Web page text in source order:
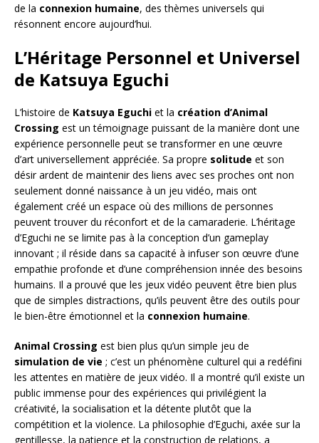
de la connexion humaine, des thèmes universels qui
résonnent encore aujourd’hui.
L’Héritage Personnel et Universel
de Katsuya Eguchi
L’histoire de Katsuya Eguchi et la création d’Animal
Crossing est un témoignage puissant de la manière dont une
expérience personnelle peut se transformer en une œuvre
d’art universellement appréciée. Sa propre solitude et son
désir ardent de maintenir des liens avec ses proches ont non
seulement donné naissance à un jeu vidéo, mais ont
également créé un espace où des millions de personnes
peuvent trouver du réconfort et de la camaraderie. L’héritage
d’Eguchi ne se limite pas à la conception d’un gameplay
innovant ; il réside dans sa capacité à infuser son œuvre d’une
empathie profonde et d’une compréhension innée des besoins
humains. Il a prouvé que les jeux vidéo peuvent être bien plus
que de simples distractions, qu’ils peuvent être des outils pour
le bien-être émotionnel et la connexion humaine.
Animal Crossing est bien plus qu’un simple jeu de
simulation de vie ; c’est un phénomène culturel qui a redéfini
les attentes en matière de jeux vidéo. Il a montré qu’il existe un
public immense pour des expériences qui privilégient la
créativité, la socialisation et la détente plutôt que la
compétition et la violence. La philosophie d’Eguchi, axée sur la
gentillesse, la patience et la construction de relations, a